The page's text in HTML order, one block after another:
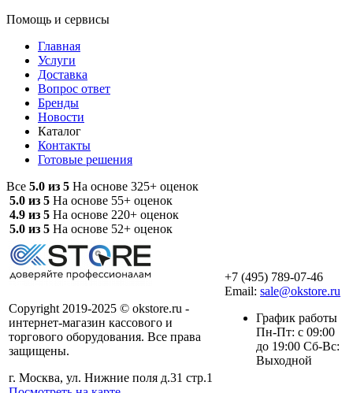
Помощь и сервисы
Главная
Услуги
Доставка
Вопрос ответ
Бренды
Новости
Каталог
Контакты
Готовые решения
Все 5.0 из 5 На основе 325+ оценок
5.0 из 5 На основе 55+ оценок
4.9 из 5 На основе 220+ оценок
5.0 из 5 На основе 52+ оценок
Copyright 2019-2025 © okstore.ru -
интернет-магазин кассового и
торгового оборудования. Все права
защищены.
г. Москва, ул. Нижние поля д.31 стр.1
+7 (495) 789-07-46
Email: sale@okstore.ru
График работы
Пн-Пт: с 09:00
до 19:00 Сб-Вс:
Выходной